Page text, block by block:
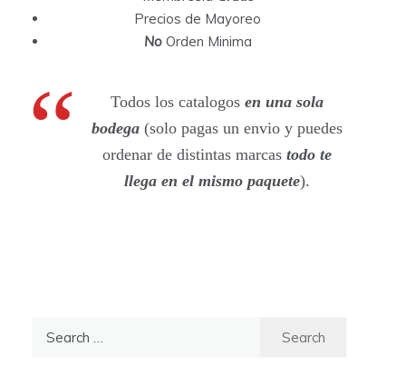
Precios de Mayoreo
NoOrden Minima
Todos los catalogos en una sola
bodega (solo pagas un envio y puedes
ordenar de distintas marcastodo te
llega en el mismo paquete).